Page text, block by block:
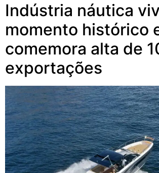
Indústria náutica
momento histórico
comemora alta de
exportações